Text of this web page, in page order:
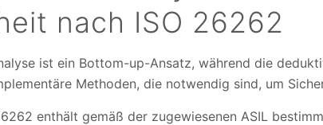
nach ISO 26262
ist ein Bottom-up-Ansatz, während die
Methoden, die notwendig sind, um
enthält gemäß der zugewiesenen ASIL